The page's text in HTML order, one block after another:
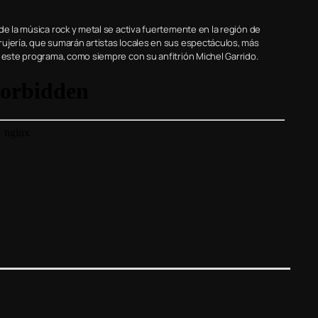
la música rock y metal se activa fuertemente en la región de
que sumarán artistas locales en sus espectáculos, más
programa, como siempre con su anfitrión Michel Garrido.